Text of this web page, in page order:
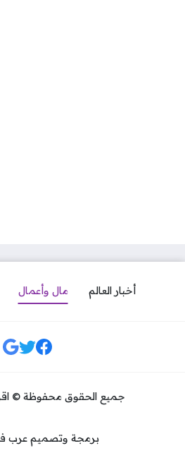
أخبار العالم مال وأعمال
مواقع
جميع الحقوق محفوظة © اقرأ 24 نيوز
برمجة وتصميم عرب